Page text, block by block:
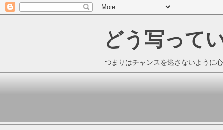
どう写って
つまりはチャンスを逃さないように